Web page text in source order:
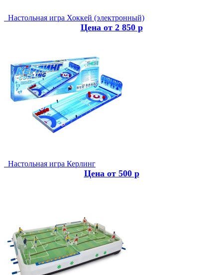
Настольная игра Хоккей (электронный)
Цена от 2 850 р
Настольная игра Керлинг
Цена от 500 р